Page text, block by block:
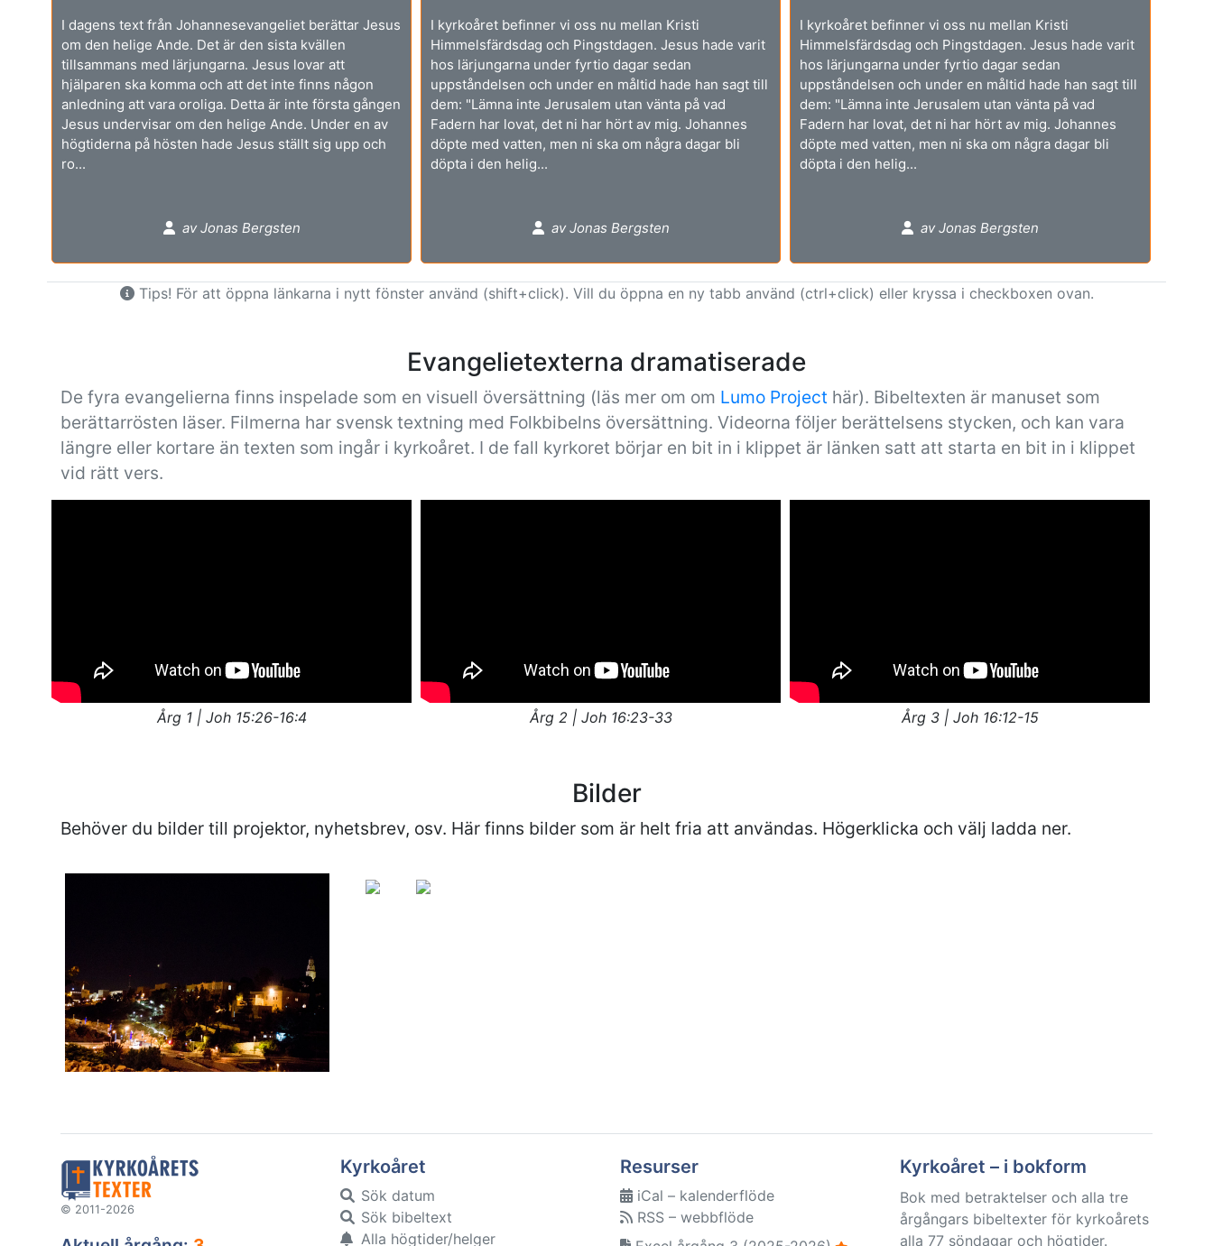
I dagens text från Johannesevangeliet berättar Jesus
om den helige Ande. Det är den sista kvällen
tillsammans med lärjungarna. Jesus lovar att
hjälparen ska komma och att det inte finns någon
anledning att vara oroliga. Detta är inte första gången
Jesus undervisar om den helige Ande. Under en av
högtiderna på hösten hade Jesus ställt sig upp och
ro...
av Jonas Bergsten
I kyrkoåret befinner vi oss nu mellan Kristi
Himmelsfärdsdag och Pingstdagen. Jesus hade varit
hos lärjungarna under fyrtio dagar sedan
uppståndelsen och under en måltid hade han sagt till
dem: "Lämna inte Jerusalem utan vänta på vad
Fadern har lovat, det ni har hört av mig. Johannes
döpte med vatten, men ni ska om några dagar bli
döpta i den helig...
av Jonas Bergsten
I kyrkoåret befinner vi oss nu mellan Kristi
Himmelsfärdsdag och Pingstdagen. Jesus hade varit
hos lärjungarna under fyrtio dagar sedan
uppståndelsen och under en måltid hade han sagt till
dem: "Lämna inte Jerusalem utan vänta på vad
Fadern har lovat, det ni har hört av mig. Johannes
döpte med vatten, men ni ska om några dagar bli
döpta i den helig...
av Jonas Bergsten
Tips! För att öppna länkarna i nytt fönster använd (shift+click). Vill du öppna en ny tabb använd (ctrl+click) eller kryssa i checkboxen ovan.
Evangelietexterna dramatiserade
De fyra evangelierna finns inspelade som en visuell översättning (läs mer om om Lumo Project här). Bibeltexten är manuset som
berättarrösten läser. Filmerna har svensk textning med Folkbibelns översättning. Videorna följer berättelsens stycken, och kan vara
längre eller kortare än texten som ingår i kyrkoåret. I de fall kyrkoret börjar en bit in i klippet är länken satt att starta en bit in i klippet
vid rätt vers.
Årg 1 | Joh 15:26-16:4 Årg 2 | Joh 16:23-33 Årg 3 | Joh 16:12-15
Bilder
Behöver du bilder till projektor, nyhetsbrev, osv. Här finns bilder som är helt fria att användas. Högerklicka och välj ladda ner.
© 2011-2026
Kyrkoåret
Sök datum
Sök bibeltext
Alla högtider/helger
Resurser
iCal – kalenderflöde
RSS – webbflöde
Kyrkoåret – i bokform
Bok med betraktelser och alla tre
årgångars bibeltexter för kyrkoårets
alla 77 söndagar och högtider.